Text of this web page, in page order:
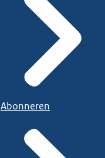
Abonneren